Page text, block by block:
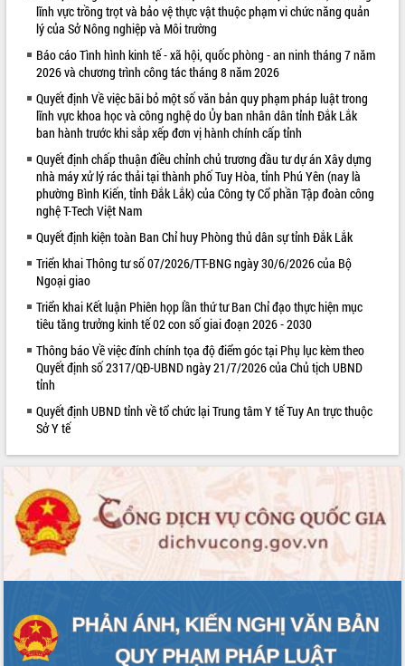
VIDEO
Loading the player...
Khám bệnh, cấp phát thuốc miễn phí
và tặng quà người dân xã Cư Pui
Hội nghị UBND tỉnh Đắk Lắk thường kỳ
tháng 7/2026
Lễ truy tặng danh hiệu “Bà Mẹ Việt
Nam Anh hùng” và trao Huân chương
Lao động
UBND tỉnh Đắk Lắk triển khai nhiệm
vụ 6 tháng cuối năm 2026
Kỳ họp thứ Hai, Hội đồng nhân dân
tỉnh khóa XI quyết nghị nhiều nội dung
quan trọng
Bí thư Tỉnh ủy Lương Nguyễn Minh
Triết thăm, tặng quà người có công với
cách mạng
Rà soát, hoàn thiện hệ thống thiết chế
văn hóa, thể thao đáp ứng yêu cầu
Minh
Lễ truy điệu và an táng hài cốt liệt sĩ
tại Nghĩa trang Liệt sĩ xã Sơn Hòa
Bàn giải pháp tháo gỡ khó khăn trong
xuất khẩu sầu riêng và triển khai quy
Thứ trưởng Bộ Nông nghiệp và Môi
trường Nguyễn Hoàng Hiệp khảo sát
vùng trồng và doanh nghiệp đóng gói
ALBUM ẢNH
LIÊN KẾT WEB
lĩnh vực trồng trọt và bảo vệ thực vật thuộc phạm vi chức năng quản
lý của Sở Nông nghiệp và Môi trường
Báo cáo Tình hình kinh tế - xã hội, quốc phòng - an ninh tháng 7 năm
2026 và chương trình công tác tháng 8 năm 2026
Quyết định Về việc bãi bỏ một số văn bản quy phạm pháp luật trong
lĩnh vực khoa học và công nghệ do Ủy ban nhân dân tỉnh Đắk Lắk
ban hành trước khi sắp xếp đơn vị hành chính cấp tỉnh
Quyết định chấp thuận điều chỉnh chủ trương đầu tư dự án Xây dựng
nhà máy xử lý rác thải tại thành phố Tuy Hòa, tỉnh Phú Yên (nay là
phường Bình Kiến, tỉnh Đắk Lắk) của Công ty Cổ phần Tập đoàn công
nghệ T-Tech Việt Nam
Quyết định kiện toàn Ban Chỉ huy Phòng thủ dân sự tỉnh Đắk Lắk
Triển khai Thông tư số 07/2026/TT-BNG ngày 30/6/2026 của Bộ
Ngoại giao
Triển khai Kết luận Phiên họp lần thứ tư Ban Chỉ đạo thực hiện mục
tiêu tăng trưởng kinh tế 02 con số giai đoạn 2026 - 2030
Thông báo Về việc đính chính tọa độ điểm góc tại Phụ lục kèm theo
Quyết định số 2317/QĐ-UBND ngày 21/7/2026 của Chủ tịch UBND
tỉnh
Quyết định UBND tỉnh về tổ chức lại Trung tâm Y tế Tuy An trực thuộc
Sở Y tế